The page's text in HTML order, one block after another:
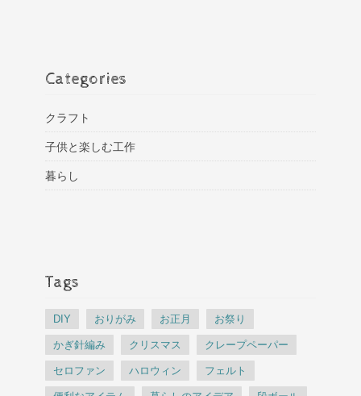
Categories
クラフト
子供と楽しむ工作
暮らし
Tags
DIY おりがみ お正月 お祭り
かぎ針編み クリスマス クレープペーパー
セロファン ハロウィン フェルト